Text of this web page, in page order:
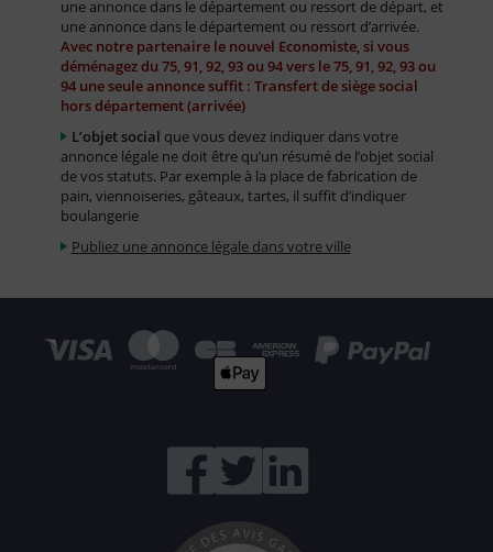
une annonce dans le département ou ressort de départ, et
une annonce dans le département ou ressort d’arrivée.
Avec notre partenaire le nouvel Economiste, si vous
déménagez du 75, 91, 92, 93 ou 94 vers le 75, 91, 92, 93 ou
94 une seule annonce suffit : Transfert de siège social
hors département (arrivée)
L’objet social que vous devez indiquer dans votre
annonce légale ne doit être qu’un résumé de l’objet social
de vos statuts. Par exemple à la place de fabrication de
pain, viennoiseries, gâteaux, tartes, il suffit d’indiquer
boulangerie
Publiez une annonce légale dans votre ville